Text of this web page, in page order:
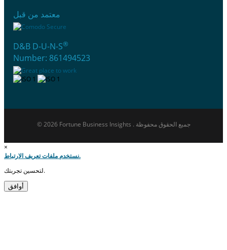
معتمد من قبل
D&B D-U-N-S®
Number: 861494523
© 2026 Fortune Business Insights . جميع الحقوق محفوظة
×
نستخدم ملفات تعريف الارتباط.
لتحسين تجربتك.
أوافق